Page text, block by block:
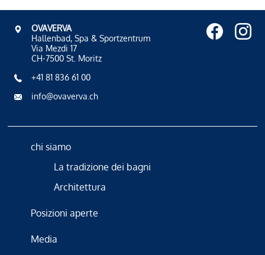
OVAVERVA
Hallenbad, Spa & Sportzentrum
Via Mezdi 17
CH-7500 St. Moritz
+41 81 836 61 00
info@ovaverva.ch
chi siamo
La tradizione dei bagni
Architettura
Posizioni aperte
Media